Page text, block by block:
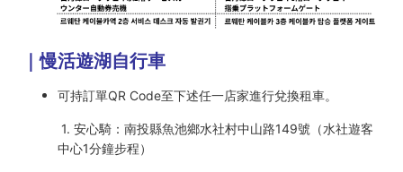
｜慢活遊湖自行車
可持訂單QR Code至下述任一店家進行兌換租車。
1. 安心騎：南投縣魚池鄉水社村中山路149號（水社遊客
中心1分鐘步程）